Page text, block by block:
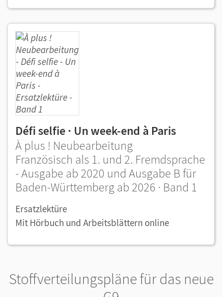
Défi selfie · Un week-end à Paris
À plus ! Neubearbeitung
Französisch als 1. und 2. Fremdsprache
- Ausgabe ab 2020 und Ausgabe B für
Baden-Württemberg ab 2026 · Band 1
Ersatzlektüre
Mit Hörbuch und Arbeitsblättern online
Stoffverteilungspläne für das neue